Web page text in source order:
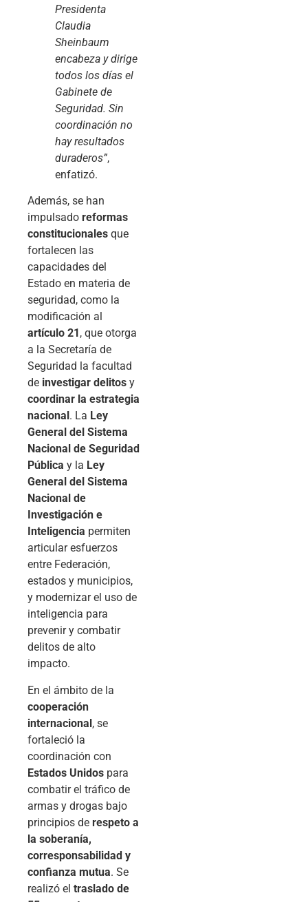
Presidenta
Claudia
Sheinbaum
encabeza y dirige
todos los días el
Gabinete de
Seguridad. Sin
coordinación no
hay resultados
duraderos”,
enfatizó.
Además, se han
impulsado reformas
constitucionales que
fortalecen las
capacidades del
Estado en materia de
seguridad, como la
modificación al
artículo 21 , que otorga
a la Secretaría de
Seguridad la facultad
de investigar delitos y
coordinar la estrategia
nacional . La Ley
General del Sistema
Nacional de Seguridad
Pública y la Ley
General del Sistema
Nacional de
Investigación e
Inteligencia permiten
articular esfuerzos
entre Federación,
estados y municipios,
y modernizar el uso de
inteligencia para
prevenir y combatir
delitos de alto
impacto.
En el ámbito de la
cooperación
internacional, se
fortaleció la
coordinación con
Estados Unidos para
combatir el tráfico de
armas y drogas bajo
principios de respeto a
la soberanía,
corresponsabilidad y
confianza mutua. Se
realizó el traslado de